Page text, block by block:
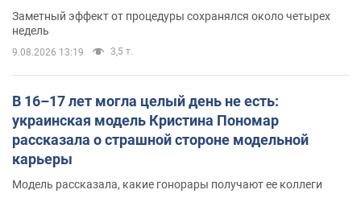
Заметный эффект от процедуры сохранялся около четырех
недель
9.08.2026 13:19 3,5 т.
В 16–17 лет могла целый день не есть:
украинская модель Кристина Пономар
рассказала о страшной стороне модельной
карьеры
Модель рассказала, какие гонорары получают ее коллеги